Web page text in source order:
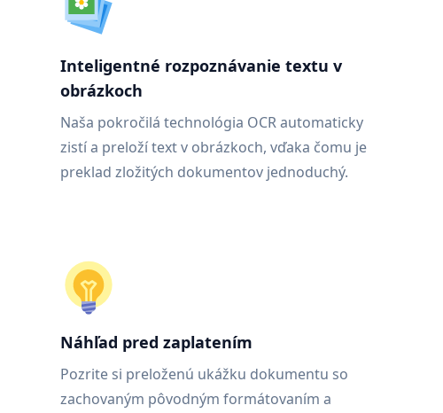
Inteligentné rozpoznávanie textu v
obrázkoch
Naša pokročilá technológia OCR automaticky
zistí a preloží text v obrázkoch, vďaka čomu je
preklad zložitých dokumentov jednoduchý.
Náhľad pred zaplatením
Pozrite si preloženú ukážku dokumentu so
zachovaným pôvodným formátovaním a